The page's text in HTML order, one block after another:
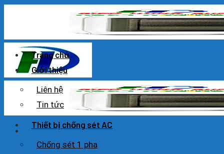
Trang chủ
Giới thiệu
Liên hệ
Tin tức
Thiết bị chống sét AC
Chống sét 1 pha